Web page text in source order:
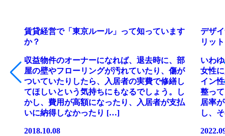
賃貸経営で「東京ルール」って知っています
か？
収益物件のオーナーになれば、退去時に、部
屋の壁やフローリングが汚れていたり、傷が
ついていたりしたら、入居者の実費で修繕し
てほしいという気持ちにもなるでしょう。し
かし、費用が高額になったり、入居者が支払
いに納得しなかったり […]
2018.10.08
デザ
リッ
いわ
女性
イン
整っ
居率
し、